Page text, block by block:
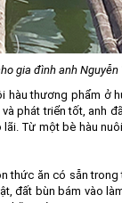
gia đình anh Nguyễn
thương phẩm ở
phát triển tốt, anh
Từ một bè hàu
thức ăn có sẵn
đất bùn bám vào